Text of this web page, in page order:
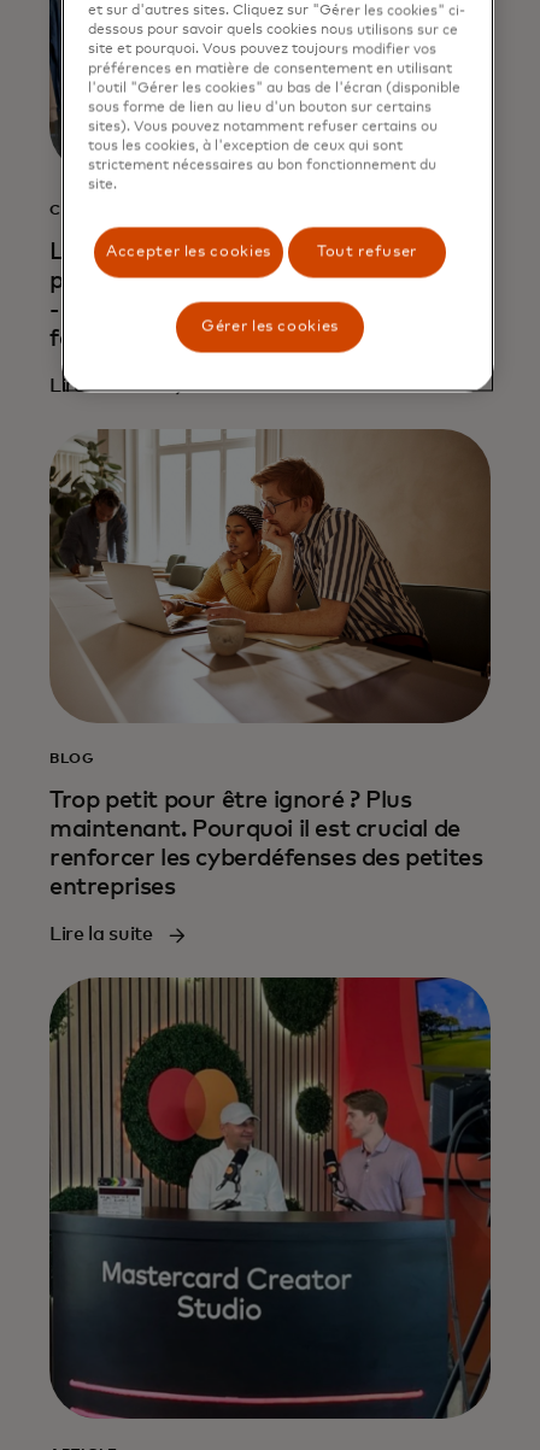
CONSEILS
Les 7 questions que les propriétaires de
petites entreprises me posent toujours
- et la question que j’aimerais qu’ils
fassent
Lire la suite
BLOG
Trop petit pour être ignoré ? Plus
maintenant. Pourquoi il est crucial de
renforcer les cyberdéfenses des petites
entreprises
Lire la suite
et sur d'autres sites. Cliquez sur "Gérer les cookies" ci-
dessous pour savoir quels cookies nous utilisons sur ce
site et pourquoi. Vous pouvez toujours modifier vos
préférences en matière de consentement en utilisant
l'outil "Gérer les cookies" au bas de l'écran (disponible
sous forme de lien au lieu d'un bouton sur certains
sites). Vous pouvez notamment refuser certains ou
tous les cookies, à l'exception de ceux qui sont
strictement nécessaires au bon fonctionnement du
site.
Accepter les cookies Tout refuser
Gérer les cookies